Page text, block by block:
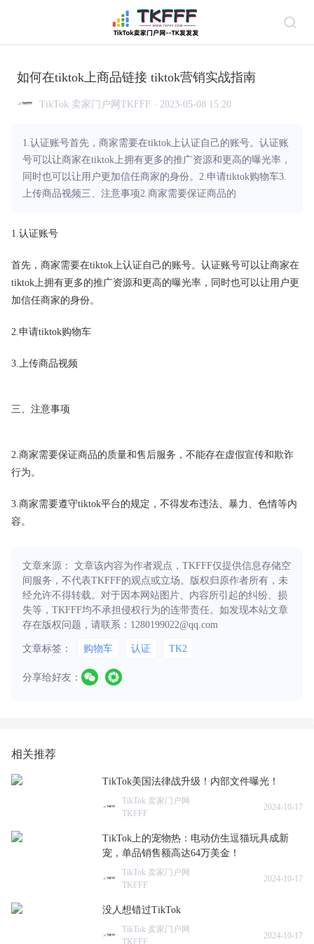
如何在tiktok上商品链接 tiktok营销实战指南
TikTok 卖家门户网TKFFF · 2023-05-08 15:20
1.认证账号首先，商家需要在tiktok上认证自己的账号。认证账
号可以让商家在tiktok上拥有更多的推广资源和更高的曝光率，
同时也可以让用户更加信任商家的身份。2.申请tiktok购物车3.
上传商品视频三、注意事项2.商家需要保证商品的
1.认证账号
首先，商家需要在tiktok上认证自己的账号。认证账号可以让商家在
tiktok上拥有更多的推广资源和更高的曝光率，同时也可以让用户更
加信任商家的身份。
2.申请tiktok购物车
3.上传商品视频
三、注意事项
2.商家需要保证商品的质量和售后服务，不能存在虚假宣传和欺诈
行为。
3.商家需要遵守tiktok平台的规定，不得发布违法、暴力、色情等内
容。
文章来源： 文章该内容为作者观点，TKFFF仅提供信息存储空
间服务，不代表TKFFF的观点或立场。版权归原作者所有，未
经允许不得转载。对于因本网站图片、内容所引起的纠纷、损
失等，TKFFF均不承担侵权行为的连带责任。如发现本站文章
存在版权问题，请联系：1280199022@qq.com
文章标签： 购物车 认证 TK2
分享给好友：
相关推荐
TikTok美国法律战升级！内部文件曝光！
TikTok 卖家门户网
TKFFF
2024-10-17
TikTok上的宠物热：电动仿生逗猫玩具成新
宠，单品销售额高达64万美金！
TikTok 卖家门户网
TKFFF
2024-10-17
没人想错过TikTok
TikTok 卖家门户网
TKFFF
2024-10-17